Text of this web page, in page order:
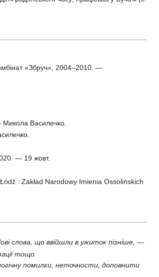
«Збруч», 2004–2010. —
Микола Василечко.
— 19 жовт.
: Zakład Narodowy Imienia Ossolińskich
слова, що ввійшли в ужиток пізніше, —
тощо.
помилки, неточности, доповнити